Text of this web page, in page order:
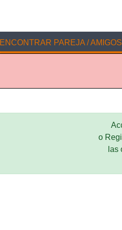
ENCONTRAR PAREJA / AMIGOS
o
las